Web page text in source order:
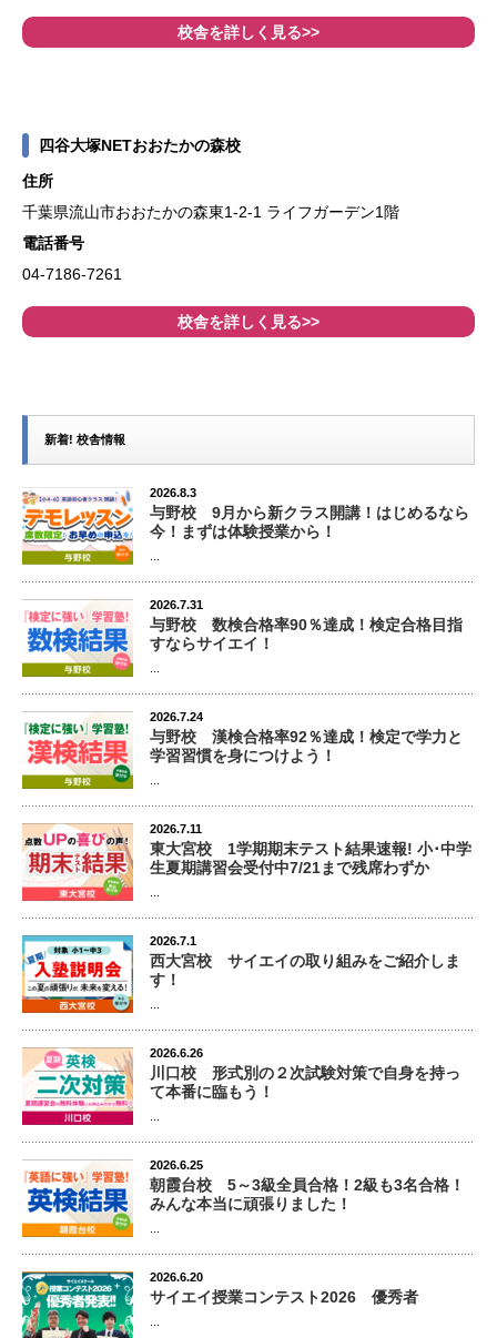
校舎を詳しく見る>>
四谷大塚NETおおたかの森校
住所
千葉県流山市おおたかの森東1-2-1 ライフガーデン1階
電話番号
04-7186-7261
校舎を詳しく見る>>
新着! 校舎情報
2026.8.3
与野校 9月から新クラス開講！はじめるなら
今！まずは体験授業から！
2026.7.31
与野校 数検合格率90％達成！検定合格目指
すならサイエイ！
2026.7.24
与野校 漢検合格率92％達成！検定で学力と
学習習慣を身につけよう！
2026.7.11
東大宮校 1学期期末テスト結果速報! 小･中学
生夏期講習会受付中7/21まで残席わずか
2026.7.1
西大宮校 サイエイの取り組みをご紹介しま
す！
2026.6.26
川口校 形式別の２次試験対策で自身を持っ
て本番に臨もう！
2026.6.25
朝霞台校 5～3級全員合格！2級も3名合格！
みんな本当に頑張りました！
2026.6.20
サイエイ授業コンテスト2026 優秀者